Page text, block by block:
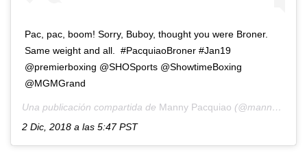
Pac, pac, boom! Sorry, Buboy, thought you were Broner.
Same weight and all. #PacquiaoBroner #Jan19
@premierboxing @SHOSports @ShowtimeBoxing
@MGMGrand
Una publicación compartida de Manny Pacquiao (@mannypacquiao) el
2 Dic, 2018 a las 5:47 PST